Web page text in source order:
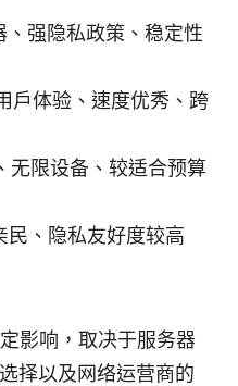
强隐私政策、稳定性
户体验、速度优秀、跨
限设备、较适合预算
、隐私友好度较高
影响，取决于服务器
择以及网络运营商的